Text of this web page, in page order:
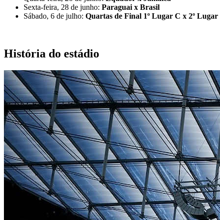
Sexta-feira, 28 de junho: Paraguai x Brasil
Sábado, 6 de julho: Quartas de Final 1º Lugar C x 2º Lugar
História do estádio